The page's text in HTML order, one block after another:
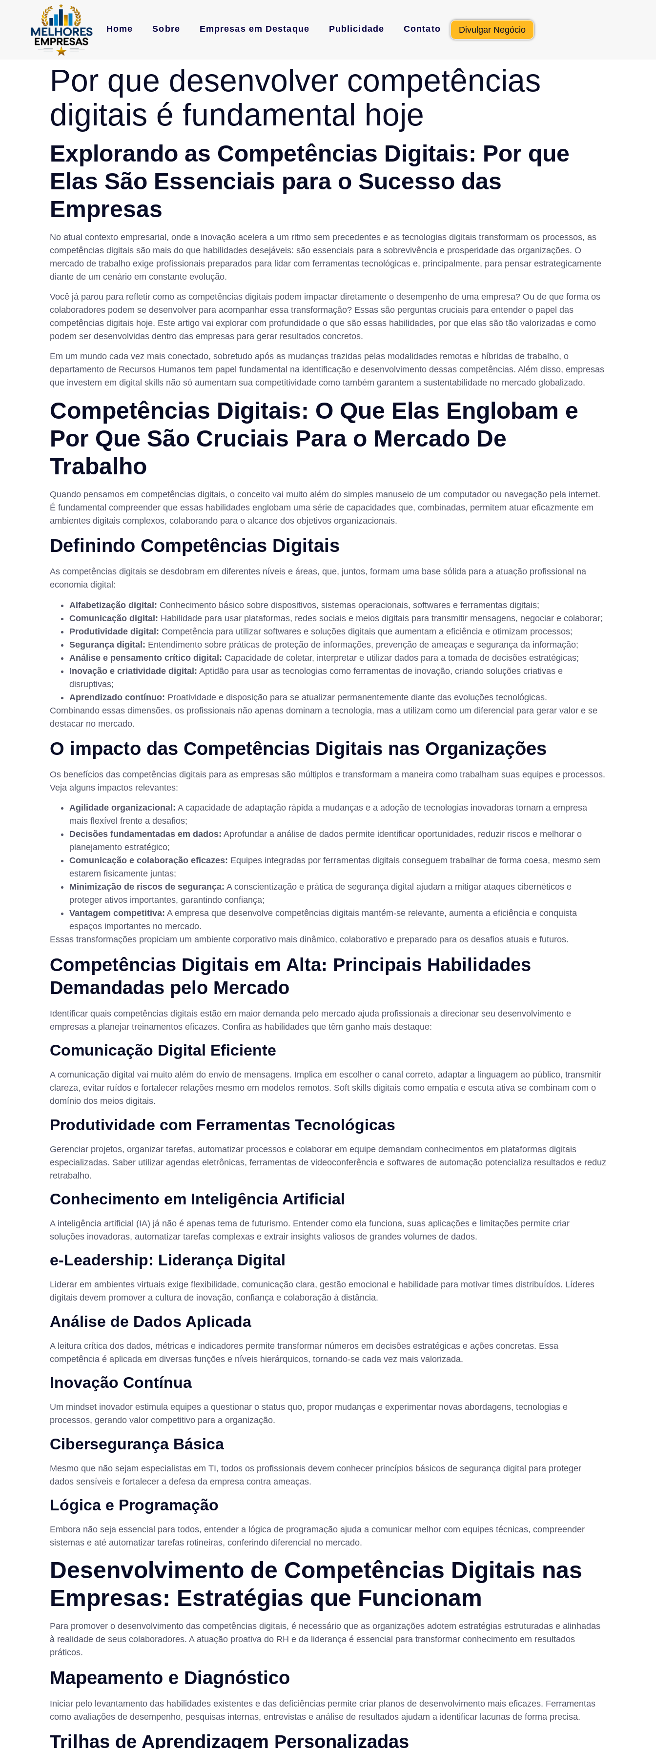
Home Sobre Empresas em Destaque Publicidade Contato Divulgar Negócio
Por que desenvolver competências
digitais é fundamental hoje
Explorando as Competências Digitais: Por que
Elas São Essenciais para o Sucesso das
Empresas
No atual contexto empresarial, onde a inovação acelera a um ritmo sem precedentes e as tecnologias digitais transformam os processos, as
competências digitais são mais do que habilidades desejáveis: são essenciais para a sobrevivência e prosperidade das organizações. O
mercado de trabalho exige profissionais preparados para lidar com ferramentas tecnológicas e, principalmente, para pensar estrategicamente
diante de um cenário em constante evolução.
Você já parou para refletir como as competências digitais podem impactar diretamente o desempenho de uma empresa? Ou de que forma os
colaboradores podem se desenvolver para acompanhar essa transformação? Essas são perguntas cruciais para entender o papel das
competências digitais hoje. Este artigo vai explorar com profundidade o que são essas habilidades, por que elas são tão valorizadas e como
podem ser desenvolvidas dentro das empresas para gerar resultados concretos.
Em um mundo cada vez mais conectado, sobretudo após as mudanças trazidas pelas modalidades remotas e híbridas de trabalho, o
departamento de Recursos Humanos tem papel fundamental na identificação e desenvolvimento dessas competências. Além disso, empresas
que investem em digital skills não só aumentam sua competitividade como também garantem a sustentabilidade no mercado globalizado.
Competências Digitais: O Que Elas Englobam e
Por Que São Cruciais Para o Mercado De
Trabalho
Quando pensamos em competências digitais, o conceito vai muito além do simples manuseio de um computador ou navegação pela internet.
É fundamental compreender que essas habilidades englobam uma série de capacidades que, combinadas, permitem atuar eficazmente em
ambientes digitais complexos, colaborando para o alcance dos objetivos organizacionais.
Definindo Competências Digitais
As competências digitais se desdobram em diferentes níveis e áreas, que, juntos, formam uma base sólida para a atuação profissional na
economia digital:
Alfabetização digital: Conhecimento básico sobre dispositivos, sistemas operacionais, softwares e ferramentas digitais;
Comunicação digital: Habilidade para usar plataformas, redes sociais e meios digitais para transmitir mensagens, negociar e colaborar;
Produtividade digital: Competência para utilizar softwares e soluções digitais que aumentam a eficiência e otimizam processos;
Segurança digital: Entendimento sobre práticas de proteção de informações, prevenção de ameaças e segurança da informação;
Análise e pensamento crítico digital: Capacidade de coletar, interpretar e utilizar dados para a tomada de decisões estratégicas;
Inovação e criatividade digital: Aptidão para usar as tecnologias como ferramentas de inovação, criando soluções criativas e
disruptivas;
Aprendizado contínuo: Proatividade e disposição para se atualizar permanentemente diante das evoluções tecnológicas.
Combinando essas dimensões, os profissionais não apenas dominam a tecnologia, mas a utilizam como um diferencial para gerar valor e se
destacar no mercado.
O impacto das Competências Digitais nas Organizações
Os benefícios das competências digitais para as empresas são múltiplos e transformam a maneira como trabalham suas equipes e processos.
Veja alguns impactos relevantes:
Agilidade organizacional: A capacidade de adaptação rápida a mudanças e a adoção de tecnologias inovadoras tornam a empresa
mais flexível frente a desafios;
Decisões fundamentadas em dados: Aprofundar a análise de dados permite identificar oportunidades, reduzir riscos e melhorar o
planejamento estratégico;
Comunicação e colaboração eficazes: Equipes integradas por ferramentas digitais conseguem trabalhar de forma coesa, mesmo sem
estarem fisicamente juntas;
Minimização de riscos de segurança: A conscientização e prática de segurança digital ajudam a mitigar ataques cibernéticos e
proteger ativos importantes, garantindo confiança;
Vantagem competitiva: A empresa que desenvolve competências digitais mantém-se relevante, aumenta a eficiência e conquista
espaços importantes no mercado.
Essas transformações propiciam um ambiente corporativo mais dinâmico, colaborativo e preparado para os desafios atuais e futuros.
Competências Digitais em Alta: Principais Habilidades
Demandadas pelo Mercado
Identificar quais competências digitais estão em maior demanda pelo mercado ajuda profissionais a direcionar seu desenvolvimento e
empresas a planejar treinamentos eficazes. Confira as habilidades que têm ganho mais destaque:
Comunicação Digital Eficiente
A comunicação digital vai muito além do envio de mensagens. Implica em escolher o canal correto, adaptar a linguagem ao público, transmitir
clareza, evitar ruídos e fortalecer relações mesmo em modelos remotos. Soft skills digitais como empatia e escuta ativa se combinam com o
domínio dos meios digitais.
Produtividade com Ferramentas Tecnológicas
Gerenciar projetos, organizar tarefas, automatizar processos e colaborar em equipe demandam conhecimentos em plataformas digitais
especializadas. Saber utilizar agendas eletrônicas, ferramentas de videoconferência e softwares de automação potencializa resultados e reduz
retrabalho.
Conhecimento em Inteligência Artificial
A inteligência artificial (IA) já não é apenas tema de futurismo. Entender como ela funciona, suas aplicações e limitações permite criar
soluções inovadoras, automatizar tarefas complexas e extrair insights valiosos de grandes volumes de dados.
e-Leadership: Liderança Digital
Liderar em ambientes virtuais exige flexibilidade, comunicação clara, gestão emocional e habilidade para motivar times distribuídos. Líderes
digitais devem promover a cultura de inovação, confiança e colaboração à distância.
Análise de Dados Aplicada
A leitura crítica dos dados, métricas e indicadores permite transformar números em decisões estratégicas e ações concretas. Essa
competência é aplicada em diversas funções e níveis hierárquicos, tornando-se cada vez mais valorizada.
Inovação Contínua
Um mindset inovador estimula equipes a questionar o status quo, propor mudanças e experimentar novas abordagens, tecnologias e
processos, gerando valor competitivo para a organização.
Cibersegurança Básica
Mesmo que não sejam especialistas em TI, todos os profissionais devem conhecer princípios básicos de segurança digital para proteger
dados sensíveis e fortalecer a defesa da empresa contra ameaças.
Lógica e Programação
Embora não seja essencial para todos, entender a lógica de programação ajuda a comunicar melhor com equipes técnicas, compreender
sistemas e até automatizar tarefas rotineiras, conferindo diferencial no mercado.
Desenvolvimento de Competências Digitais nas
Empresas: Estratégias que Funcionam
Para promover o desenvolvimento das competências digitais, é necessário que as organizações adotem estratégias estruturadas e alinhadas
à realidade de seus colaboradores. A atuação proativa do RH e da liderança é essencial para transformar conhecimento em resultados
práticos.
Mapeamento e Diagnóstico
Iniciar pelo levantamento das habilidades existentes e das deficiências permite criar planos de desenvolvimento mais eficazes. Ferramentas
como avaliações de desempenho, pesquisas internas, entrevistas e análise de resultados ajudam a identificar lacunas de forma precisa.
Trilhas de Aprendizagem Personalizadas